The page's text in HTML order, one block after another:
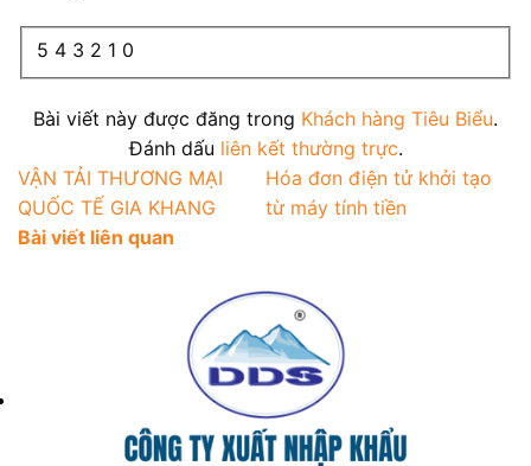
5 4 3 2 1 0
Bài viết này được đăng trong Khách hàng Tiêu Biểu.
Đánh dấu liên kết thường trực.
VẬN TẢI THƯƠNG MẠI
QUỐC TẾ GIA KHANG
Hóa đơn điện tử khởi tạo
từ máy tính tiền
Bài viết liên quan